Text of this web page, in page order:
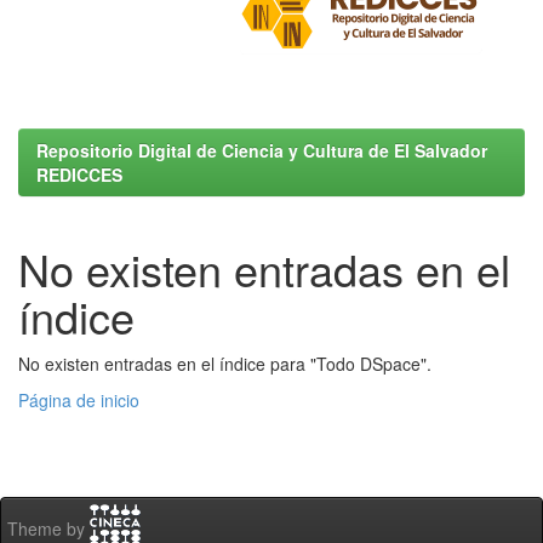
Repositorio Digital de Ciencia y Cultura de El Salvador
REDICCES
No existen entradas en el
índice
No existen entradas en el índice para "Todo DSpace".
Página de inicio
Theme by